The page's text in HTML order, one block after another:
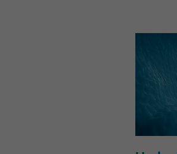
andere uns
Alle akzeptieren
Essenziell (1)
Essenzielle